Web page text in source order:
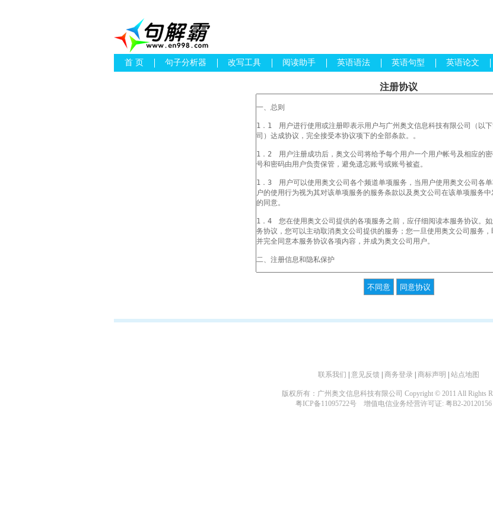
首 页 句子分析器 改写工具 阅读助手 英语语法 英语句型 英语论文
注册协议
联系我们 意见反馈 商务登录 商标声明 站点地图
版权所有：广州奥文信息科技有限公司 Copyright © 2011 All Rights
粤ICP备11095722号
增值电信业务经营许可证: 粤B2-20120156